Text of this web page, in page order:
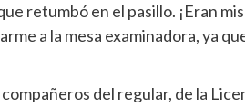
retumbó en el pasillo. ¡Eran
a la mesa examinadora, ya
del regular, de la